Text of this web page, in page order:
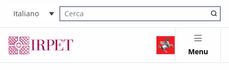
Italiano
Cerca nel sito
Menu